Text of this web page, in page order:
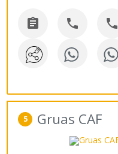
  
5 Gruas CAF